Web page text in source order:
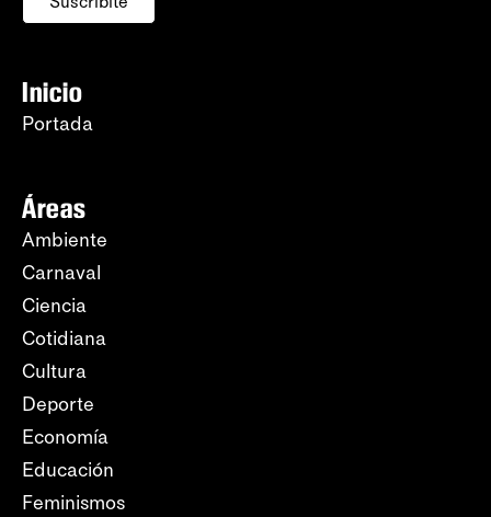
Inicio
Portada
Áreas
Ambiente
Carnaval
Ciencia
Cotidiana
Cultura
Deporte
Economía
Educación
Feminismos